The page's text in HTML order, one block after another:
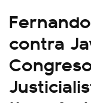
contra